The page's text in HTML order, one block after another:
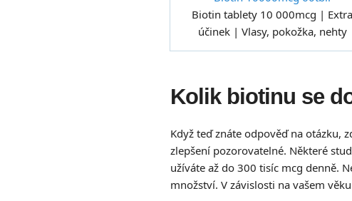
Biotin tablety 10 000mcg | Extra
účinek | Vlasy, pokožka, nehty
Kolik biotinu se
Když teď znáte odpověď na otázku,
zlepšení pozorovatelné. Některé
užíváte až do 300 tisíc mcg denně.
množství. V závislosti na vašem